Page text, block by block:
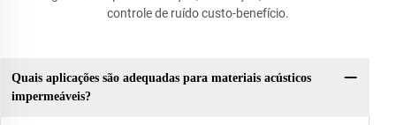
controle de ruído custo-benefício.
Quais aplicações são adequadas para materiais acústicos
impermeáveis?